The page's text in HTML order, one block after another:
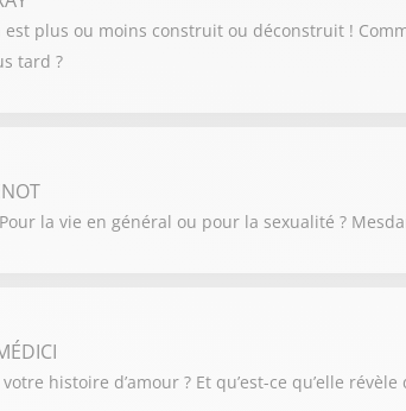
plus ou moins construit ou déconstruit !
tard ?
la vie en général ou pour la sexualité ?
histoire d’amour ? Et qu’est-ce qu’elle